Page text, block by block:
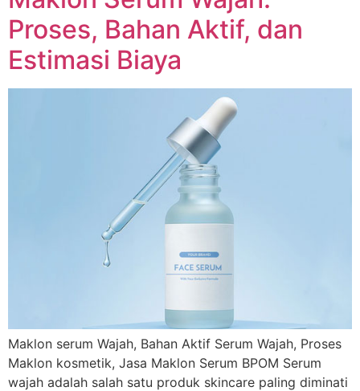
Proses, Bahan Aktif, dan
Estimasi Biaya
Maklon serum Wajah, Bahan Aktif Serum Wajah, Proses
Maklon kosmetik, Jasa Maklon Serum BPOM Serum
wajah adalah salah satu produk skincare paling diminati